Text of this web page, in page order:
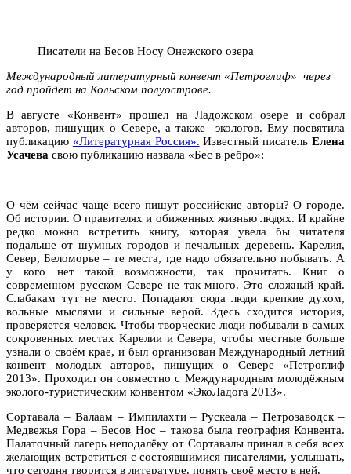
Писатели на Бесов Носу Онежского озера
Международный литературный конвент «Петроглиф» через
год пройдет на Кольском полуострове.
В августе «Конвент» прошел на Ладожском озере и собрал
авторов, пишущих о Севере, а также экологов. Ему посвятила
публикацию «Литературная Россия». Известный писательЕлена
Усачева свою публикацию назвала «Бес в ребро»:
О чём сейчас чаще всего пишут российские авторы? О городе.
Об истории. О правителях и обиженных жизнью людях. И крайне
редко можно встретить книгу, которая увела бы читателя
подальше от шумных городов и печальных деревень. Карелия,
Север, Беломорье – те места, где надо обязательно побывать. А
у кого нет такой возможности, так прочитать. Книг о
современном русском Севере не так много. Это сложный край.
Слабакам тут не место. Попадают сюда люди крепкие духом,
вольные мыслями и сильные верой. Здесь сходится история,
проверяется человек. Чтобы творческие люди побывали в самых
сокровенных местах Карелии и Севера, чтобы местные больше
узнали о своём крае, и был организован Международный летний
конвент молодых авторов, пишущих о Севере «Петроглиф
2013». Проходил он совместно с Международным молодёжным
эколого-туристическим конвентом «ЭкоЛадога 2013».
Сортавала – Валаам – Импилахти – Рускеала – Петрозаводск –
Медвежья Гора – Бесов Нос – такова была география Конвента.
Палаточный лагерь неподалёку от Сортавалы принял в себя всех
желающих встретиться с состоявшимися писателями, услышать,
что сегодня творится в литературе, понять своё место в ней.